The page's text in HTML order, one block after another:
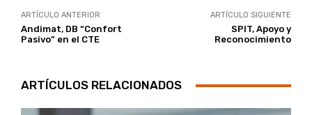
ARTÍCULO ANTERIOR
Andimat, DB “Confort
Pasivo” en el CTE
ARTÍCULO SIGUIENTE
SPIT, Apoyo y
Reconocimiento
ARTÍCULOS RELACIONADOS